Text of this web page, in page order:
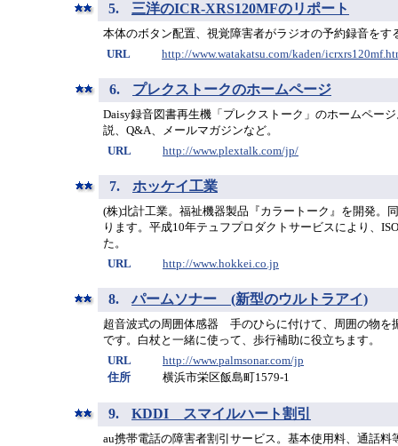
5. 三洋のICR-XRS120MFのリポート
本体のボタン配置、視覚障害者がラジオの予約録音を
URL
http://www.watakatsu.com/kaden/
6. プレクストークのホームページ
Daisy録音図書再生機「プレクストーク」のホームペー
説、Q&A、メールマガジンなど。
URL
http://www.plextalk.com/jp/
7. ホッケイ工業
(株)北計工業。福祉機器製品『カラートーク』を開発。
ります。平成10年テュフプロダクトサービスにより、
た。
URL
http://www.hokkei.co.jp
8. パームソナー (新型のウルトラアイ)
超音波式の周囲体感器 手のひらに付けて、周囲の物を
です。白杖と一緒に使って、歩行補助に役立ちます。
URL
http://www.palmsonar.com/jp
住所
横浜市栄区飯島町1579-1
9. KDDI スマイルハート割引
au携帯電話の障害者割引サービス。基本使用料、通話料